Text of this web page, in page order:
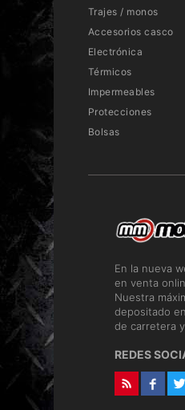
Trajes / monos
Accesorios casco
Electrónica
Térmicos
Impermeables
Protecciones
Bolsas
En la nueva
en venta
Nuestra
depositado
de carretera
REDES